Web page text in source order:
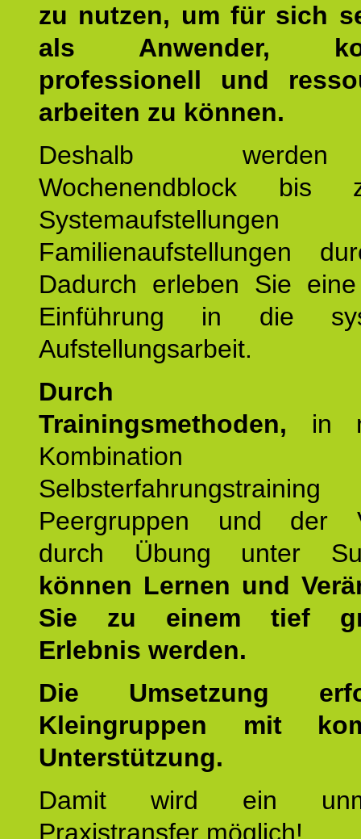
zu nutzen, um für sich
als Anwender,
professionell und
arbeiten zu können.
Deshalb
Wochenendblock bis
Familienaufstellungen
Dadurch erleben Sie
Einführung in die
Aufstellungsarbeit.
Durch
Trainingsmethoden, in
Peergruppen und der
durch Übung unter
können Lernen und
Sie zu einem tief
Erlebnis werden.
Die Umsetzung
Kleingruppen mit
Unterstützung.
Damit wird ein
Praxistransfer möglich!